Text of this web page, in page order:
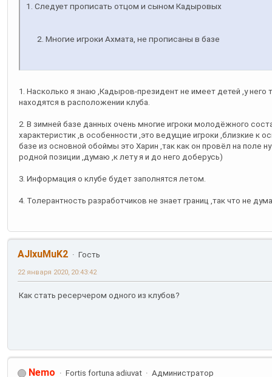
1. Следует прописать отцом и сыном Кадыровых
2. Многие игроки Ахмата, не прописаны в базе
1. Насколько я знаю ,Кадыров-президент не имеет детей ,у него
находятся в расположении клуба.
2. В зимней базе данных очень многие игроки молодёжного
характеристик ,в особенности ,это ведущие игроки ,близкие к
базе из основной обоймы это Харин ,так как он провёл на поле
родной позиции ,думаю ,к лету я и до него доберусь)
3. Информация о клубе будет заполнятся летом.
4. Толерантность разработчиков не знает границ ,так что не
AJlxuMuK2 Гость
22 января 2020, 20:43:42
Как стать ресерчером одного из клубов?
Nemo Fortis fortuna adiuvat Администратор